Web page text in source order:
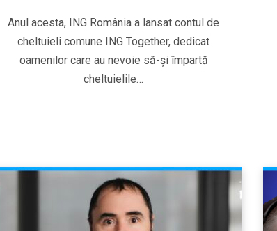
Anul acesta, ING România a lansat contul de
cheltuieli comune ING Together, dedicat
oamenilor care au nevoie să-și împartă
cheltuielile…